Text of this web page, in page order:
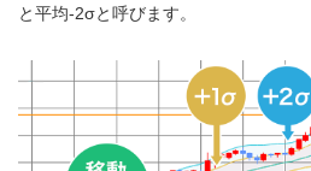
と平均-2σと呼びます。